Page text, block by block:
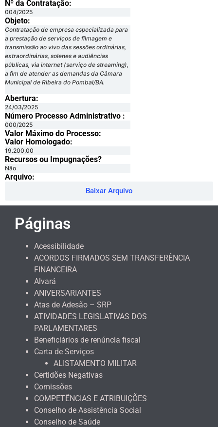
Nº da Contratação:
004/2025
Objeto:
Contratação de empresa especializada para
a prestação de serviços de filmagem e
transmissão ao vivo das sessões ordinárias,
extraordinárias, solenes e audiências
públicas, via internet (serviço de streaming),
a fim de atender as demandas da Câmara
Municipal de Ribeira do Pombal/BA.
Abertura:
24/03/2025
Número Processo Administrativo :
000/2025
Valor Máximo do Processo: ​
Valor Homologado: ​
19.200,00
Recursos ou Impugnações? ​
Não
Arquivo:
Baixar Arquivo
Páginas
Acessibilidade
ACORDOS FIRMADOS SEM TRANSFERÊNCIA
FINANCEIRA
Alvará
ANIVERSARIANTES
Atas de Adesão – SRP
ATIVIDADES LEGISLATIVAS DOS
PARLAMENTARES
Beneficiários de renúncia fiscal
Carta de Serviços
ALISTAMENTO MILITAR
Certidões Negativas
Comissões
COMPETÊNCIAS E ATRIBUIÇÕES
Conselho de Assistência Social
Conselho de Saúde